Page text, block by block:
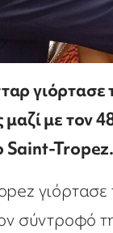
γιόρτασε
μαζί με τον
Saint-Tropez.
γιόρτασε
σύντροφό